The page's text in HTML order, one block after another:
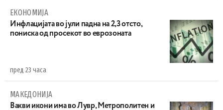
ЕКОНОМИЈА
Инфлацијата во јули падна на 2,3 отсто,
пониска од просекот во еврозоната
пред 23 часа
МАКЕДОНИЈА
Вакви икони има во Лувр, Метрополитен и